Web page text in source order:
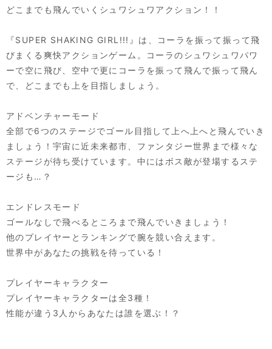
どこまでも飛んでいくシュワシュワアクション！！
『SUPER SHAKING GIRL!!!』は、コーラを振って振って飛
びまくる爽快アクションゲーム。コーラのシュワシュワパワ
ーで空に飛び、空中で更にコーラを振って飛んで振って飛ん
で、どこまでも上を目指しましょう。
アドベンチャーモード
全部で6つのステージでゴール目指して上へ上へと飛んでいき
ましょう！宇宙に近未来都市、ファンタジー世界まで様々な
ステージが待ち受けています。中にはボス敵が登場するステ
ージも…？
エンドレスモード
ゴールなしで飛べるところまで飛んでいきましょう！
他のプレイヤーとランキングで腕を競い合えます。
世界中があなたの挑戦を待っている！
プレイヤーキャラクター
プレイヤーキャラクターは全3種！
性能が違う3人からあなたは誰を選ぶ！？